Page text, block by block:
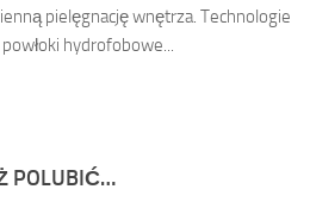
pielęgnację wnętrza. Technologie
hydrofobowe...
POLUBIĆ…